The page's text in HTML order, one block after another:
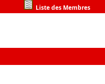
Liste des Membres